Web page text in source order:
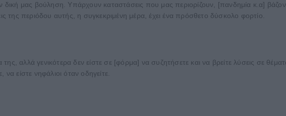
μας βούληση. Υπάρχουν καταστάσεις που μας περιορίζουν, [πανδημία κ.α]
της περιόδου αυτής, η συγκεκριμένη μέρα, έχει ένα πρόσθετο δύσκολο φορτίο.
αλλά γενικότερα δεν είστε σε [φόρμα] να συζητήσετε και να βρείτε λύσεις σε
είστε νηφάλιοι όταν οδηγείτε.